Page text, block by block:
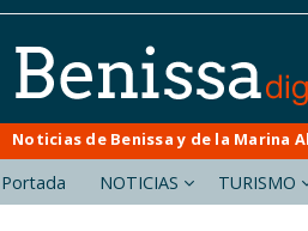
Noticias de Benissa y de la Marina
Portada NOTICIAS TURISMO